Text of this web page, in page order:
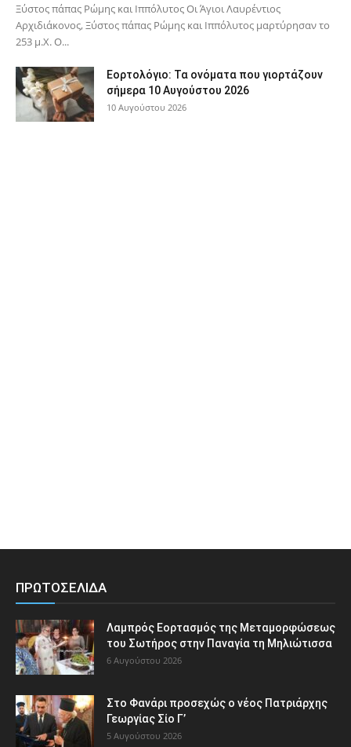
Ξύστος πάπας Ρώμης και Ιππόλυτος Οι Άγιοι Λαυρέντιος
Αρχιδιάκονος, Ξύστος πάπας Ρώμης και Ιππόλυτος μαρτύρησαν το
253 μ.Χ. Ο...
Εορτολόγιο: Τα ονόματα που γιορτάζουν
σήμερα 10 Αυγούστου 2026
10 Αυγούστου 2026
ΠΡΩΤΟΣΕΛΙΔΑ
Λαμπρός Εορτασμός της Μεταμορφώσεως
του Σωτήρος στην Παναγία τη Μηλιώτισσα
6 Αυγούστου 2026
Στο Φανάρι προσεχώς ο νέος Πατριάρχης
Γεωργίας Σίο Γ’
5 Αυγούστου 2026